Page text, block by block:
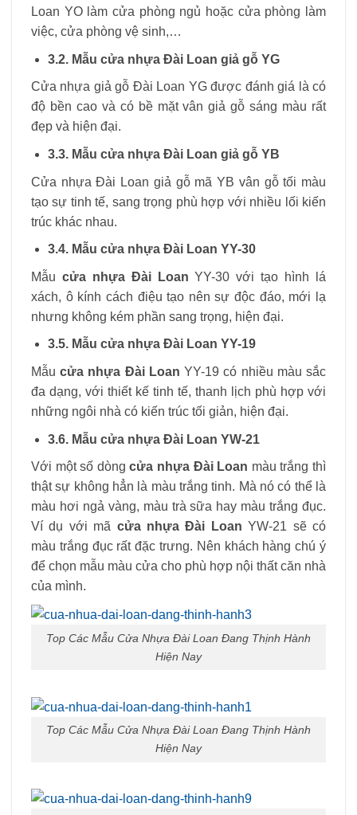
Loan YO làm cửa phòng ngủ hoặc cửa phòng làm
việc, cửa phòng vệ sinh,…
3.2. Mẫu cửa nhựa Đài Loan giả gỗ YG
Cửa nhựa giả gỗ Đài Loan YG được đánh giá là có
độ bền cao và có bề mặt vân giả gỗ sáng màu rất
đẹp và hiện đại.
3.3. Mẫu cửa nhựa Đài Loan giả gỗ YB
Cửa nhựa Đài Loan giả gỗ mã YB vân gỗ tối màu
tạo sự tinh tế, sang trọng phù hợp với nhiều lối kiến
trúc khác nhau.
3.4. Mẫu cửa nhựa Đài Loan YY-30
Mẫu cửa nhựa Đài Loan YY-30 với tạo hình lá
xách, ô kính cách điệu tạo nên sự độc đáo, mới lạ
nhưng không kém phần sang trọng, hiện đại.
3.5. Mẫu cửa nhựa Đài Loan YY-19
Mẫucửa nhựa Đài Loan YY-19 có nhiều màu sắc
đa dạng, với thiết kế tinh tế, thanh lịch phù hợp với
những ngôi nhà có kiến trúc tối giản, hiện đại.
3.6. Mẫu cửa nhựa Đài Loan YW-21
Với một số dòngcửa nhựa Đài Loan màu trắng thì
thật sự không hẳn là màu trắng tinh. Mà nó có thể là
màu hơi ngả vàng, màu trà sữa hay màu trắng đục.
Ví dụ với mã cửa nhựa Đài Loan YW-21 sẽ có
màu trắng đục rất đặc trưng. Nên khách hàng chú ý
để chọn mẫu màu cửa cho phù hợp nội thất căn nhà
của mình.
Top Các Mẫu Cửa Nhựa Đài Loan Đang Thịnh Hành
Hiện Nay
Top Các Mẫu Cửa Nhựa Đài Loan Đang Thịnh Hành
Hiện Nay